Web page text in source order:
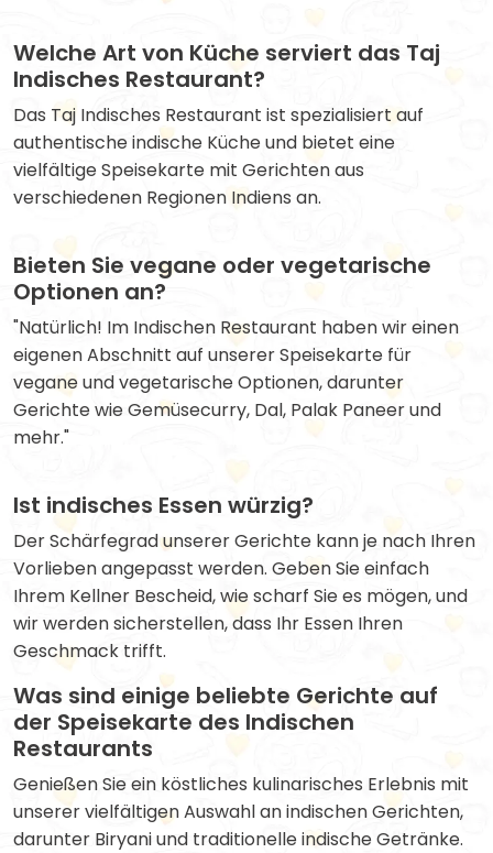
Welche Art von Küche serviert das Taj
Indisches Restaurant?
Das Taj Indisches Restaurant ist spezialisiert auf
authentische indische Küche und bietet eine
vielfältige Speisekarte mit Gerichten aus
verschiedenen Regionen Indiens an.
Bieten Sie vegane oder vegetarische
Optionen an?
"Natürlich! Im Indischen Restaurant haben wir einen
eigenen Abschnitt auf unserer Speisekarte für
vegane und vegetarische Optionen, darunter
Gerichte wie Gemüsecurry, Dal, Palak Paneer und
mehr."
Ist indisches Essen würzig?
Der Schärfegrad unserer Gerichte kann je nach Ihren
Vorlieben angepasst werden. Geben Sie einfach
Ihrem Kellner Bescheid, wie scharf Sie es mögen, und
wir werden sicherstellen, dass Ihr Essen Ihren
Geschmack trifft.
Was sind einige beliebte Gerichte auf
der Speisekarte des Indischen
Restaurants
Genießen Sie ein köstliches kulinarisches Erlebnis mit
unserer vielfältigen Auswahl an indischen Gerichten,
darunter Biryani und traditionelle indische Getränke.